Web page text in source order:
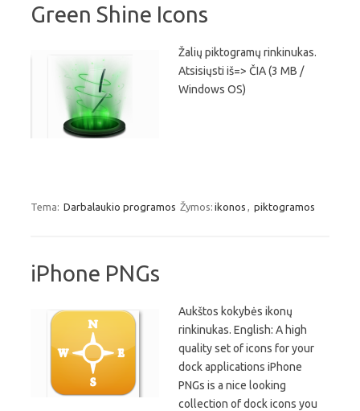
Green Shine Icons
Žalių piktogramų rinkinukas.
Atsisiųsti iš=> ČIA (3 MB /
Windows OS)
Tema: Darbalaukio programos Žymos: ikonos piktogramos
iPhone PNGs
Aukštos kokybės ikonų
rinkinukas. English: A high
quality set of icons for your
dock applications iPhone
PNGs is a nice looking
collection of dock icons you